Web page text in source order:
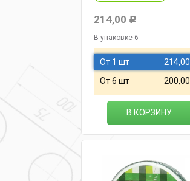
214,00 Р
В упаковке 6
От 1 шт 214,00
От 6 шт 200,00
В КОРЗИНУ